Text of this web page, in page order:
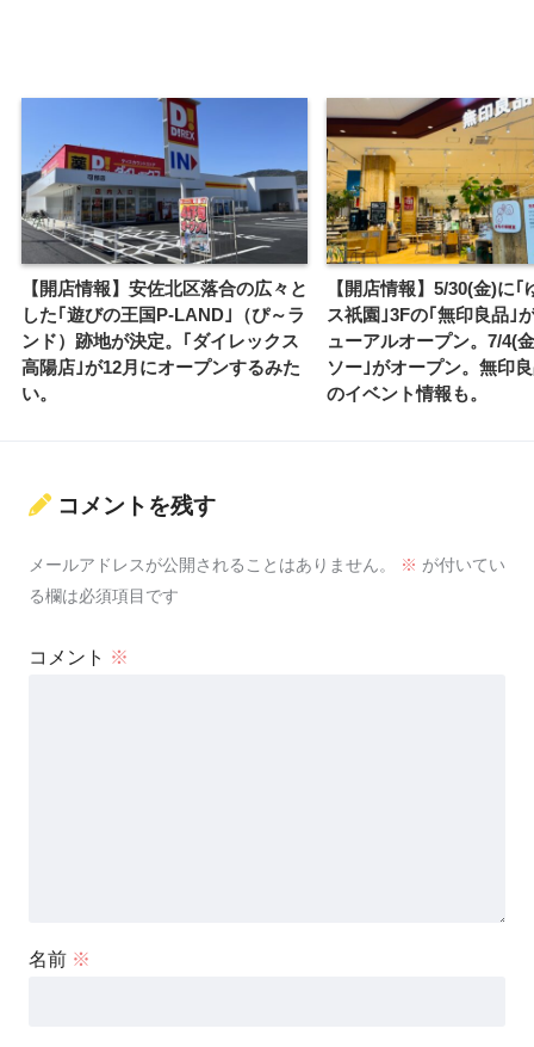
【開店情報】安佐北区落合の広々と
した｢遊びの王国P-LAND｣（ぴ～ラ
ンド）跡地が決定。｢ダイレックス
高陽店｣が12月にオープンするみた
い。
【開店情報】5/30(金)に｢
ス祇園｣3Fの｢無印良品｣
ューアルオープン。7/4(
ソー｣がオープン。無印
のイベント情報も。
コメントを残す
メールアドレスが公開されることはありません。 ※ が付いてい
る欄は必須項目です
コメント ※
名前 ※